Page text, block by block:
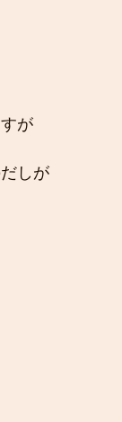
が
しが